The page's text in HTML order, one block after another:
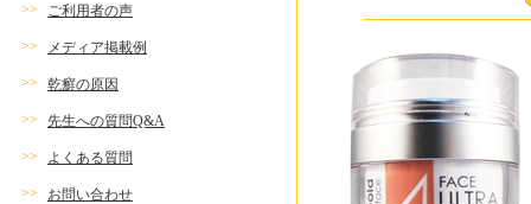
>> ご利用者の声
>> メディア掲載例
>> 乾癬の原因
>> 先生への質問Q&A
>> よくある質問
>> お問い合わせ